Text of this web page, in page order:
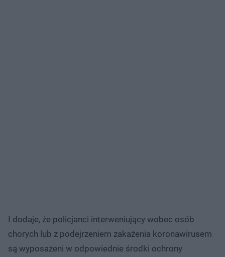
I dodaje, że policjanci interweniujący wobec osób
chorych lub z podejrzeniem zakażenia koronawirusem
są wyposażeni w odpowiednie środki ochrony